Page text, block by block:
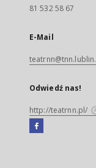
81 532 58 67
E-Mail
Odwiedź nas!
http://teatrnn.pl/
Facebook